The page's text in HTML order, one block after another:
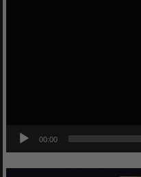
00:00